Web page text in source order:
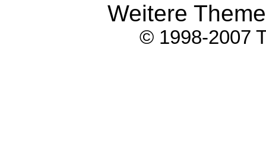
Weitere
© 1998-2007